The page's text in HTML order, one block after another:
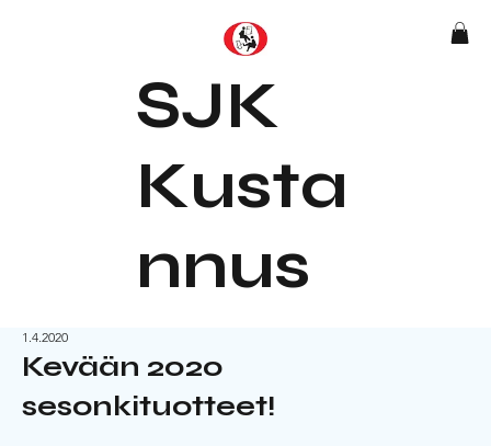
SJK
Kusta
nnus
Kevään 2020
sesonkituotteet!
1.4.2020